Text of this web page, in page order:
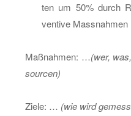
ten um 50% durch
ven­ti­ve Mass­nah­men
Maß­nah­men: …(wer,
sour­cen)
Ziele: … (wie wird